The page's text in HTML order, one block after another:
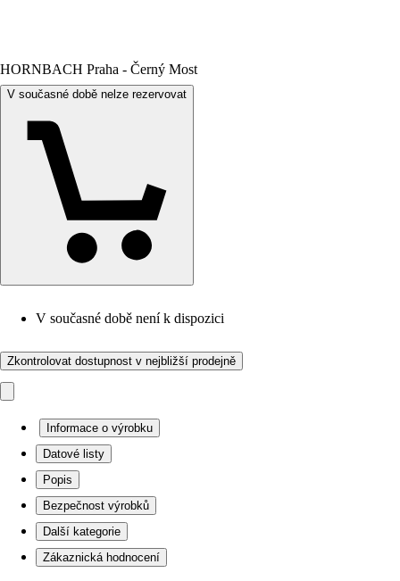
HORNBACH Praha - Černý Most
V současné době nelze rezervovat
V současné době není k dispozici
Zkontrolovat dostupnost v nejbližší prodejně
Informace o výrobku
Datové listy
Popis
Bezpečnost výrobků
Další kategorie
Zákaznická hodnocení